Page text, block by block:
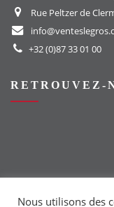
Rue Peltzer de
+32 (0)87 33 01 00
RETROUVEZ-
Nous utilisons des